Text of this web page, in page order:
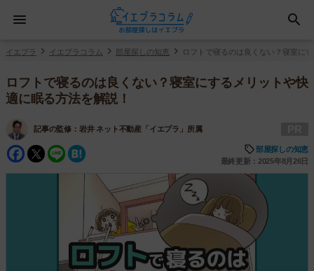
イエプラ イエプラコラム 部屋探しの知恵 ロフトで寝るのは良くない？寝室に
ロフトで寝るのは良くない？寝室にするメリットや快
適に眠る方法を解説！
記事の監修： 岩井 ネット不動産「イエプラ」所属
Facebook
Twitter
Line
部屋探しの知恵
最終更新：2025年8月26日